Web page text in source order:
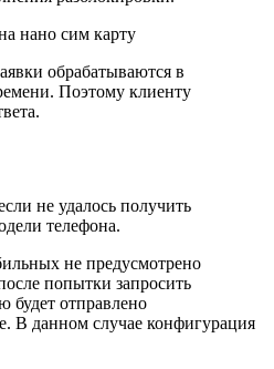
обрабатываются в
Поэтому клиенту
не удалось получить
телефона.
не предусмотрено
попытки запросить
будет отправлено
В данном случае конфигурация